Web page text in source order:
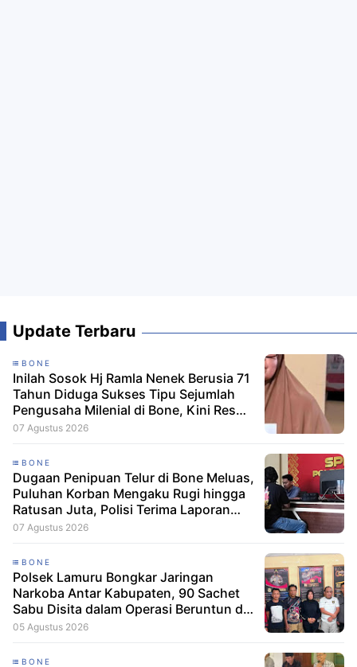
Update Terbaru
BONE
Inilah Sosok Hj Ramla Nenek Berusia 71
Tahun Diduga Sukses Tipu Sejumlah
Pengusaha Milenial di Bone, Kini Resmi
Dilaporkan Dengan Kerugian Korban
07 Agustus 2026
BONE
Dugaan Penipuan Telur di Bone Meluas,
Puluhan Korban Mengaku Rugi hingga
Ratusan Juta, Polisi Terima Laporan
Resmi
07 Agustus 2026
BONE
Polsek Lamuru Bongkar Jaringan
Narkoba Antar Kabupaten, 90 Sachet
Sabu Disita dalam Operasi Beruntun di
Bone dan Soppeng
05 Agustus 2026
BONE